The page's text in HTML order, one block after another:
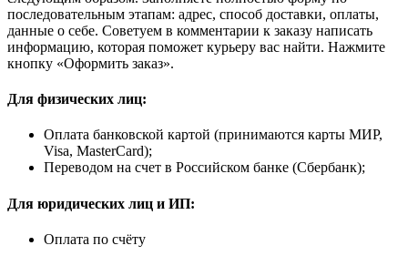
последовательным этапам: адрес, способ доставки, оплаты,
данные о себе. Советуем в комментарии к заказу написать
информацию, которая поможет курьеру вас найти. Нажмите
кнопку «Оформить заказ».
Для физических лиц:
Оплата банковской картой (принимаются карты МИР,
Visa, MasterCard);
Переводом на счет в Российском банке (Сбербанк);
Для юридических лиц и ИП:
Оплата по счёту